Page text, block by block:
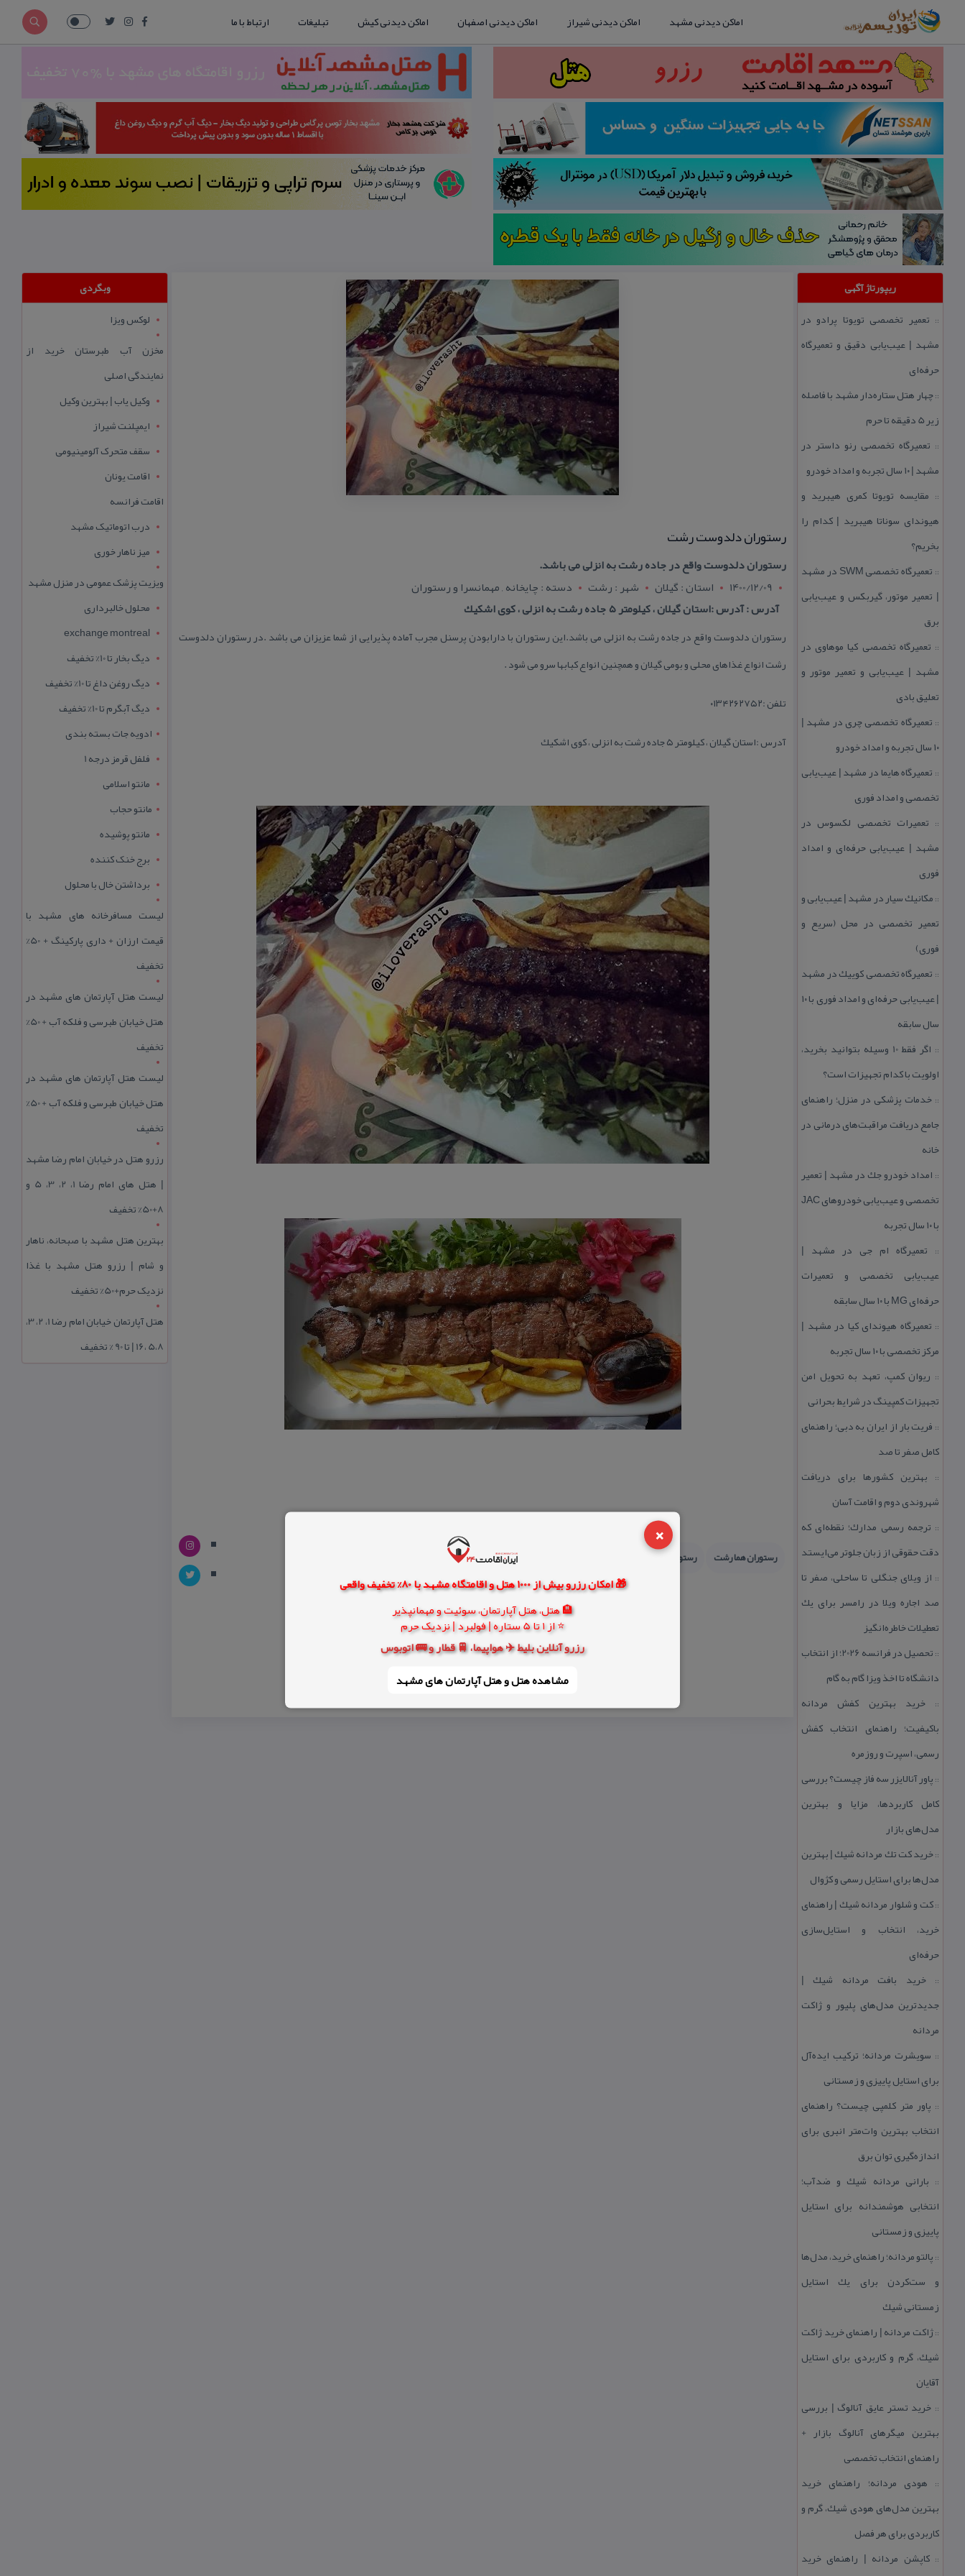
×
🎁 امکان رزرو بیش از 1000 هتل و اقامتگاه مشهد با 80% تخفیف واقعی
🏨 هتل، هتل آپارتمان، سوئیت و مهمانپذیر
⭐ از 1 تا 5 ستاره | فولبرد | نزدیک حرم
رزرو آنلاین بلیط ✈️ هواپیما، 🚆 قطار و 🚌 اتوبوس
مشاهده هتل و هتل‌ آپارتمان های مشهد
اماکن دیدنی مشهد اماکن دیدنی شیراز اماکن دیدنی اصفهان اماکن دیدنی کیش تبلیغات ارتباط با ما
ریپورتاژ آگهی
:: تعمیر تخصصی تویوتا پرادو در
مشهد | عیب‌یابی دقیق و تعمیرگاه
حرفه‌ای
::چهار هتل‌ ستاره‌دار مشهد با فاصله
زیر 5 دقیقه تا حرم
:: تعمیرگاه تخصصی رنو داستر در
مشهد | ۱۰ سال تجربه و امداد خودرو
:: مقایسه تویوتا كمری هیبرید و
هیوندای سوناتا هیبرید | كدام را
بخریم؟
::
تعمیرگاه تخصصی SWM در مشهد
| تعمیر موتور، گیربكس و عیب‌یابی
برق
:: تعمیرگاه تخصصی كیا موهاوی در
مشهد | عیب‌یابی و تعمیر موتور و
تعلیق بادی
:: تعمیرگاه تخصصی چری در مشهد |
۱۰ سال تجربه و امداد خودرو
:: تعمیرگاه هایما در مشهد | عیب‌یابی
تخصصی و امداد فوری
:: تعمیرات تخصصی لكسوس در
مشهد | عیب‌یابی حرفه‌ای و امداد
فوری
:: مكانیك سیار در مشهد | عیب‌یابی و
تعمیر تخصصی در محل (سریع و
فوری)
:: تعمیرگاه تخصصی كوییك در مشهد
| عیب‌یابی حرفه‌ای و امداد فوری با ۱۰
سال سابقه
::
اگر فقط 10 وسیله بتوانید بخرید،
اولویت با كدام تجهیزات است؟
:: خدمات پزشكی در منزل؛ راهنمای
جامع دریافت مراقبت‌های درمانی در
خانه
:: امداد خودرو جك در مشهد | تعمیر
تخصصی و عیب‌یابی خودروهای JAC
با ۱۰ سال تجربه
:: تعمیرگاه ام جی در مشهد |
عیب‌یابی تخصصی و تعمیرات
حرفه‌ای MG با ۱۰ سال سابقه
:: تعمیرگاه هیوندای كیا در مشهد |
مركز تخصصی با ۱۰ سال تجربه
:: ریوان كمپ، تعهد به تحویل امن
تجهیزات كمپینگ در شرایط بحرانی
:: فریت بار از ایران به دبی؛ راهنمای
كامل صفر تا صد
:: بهترین كشورها برای دریافت
شهروندی دوم و اقامت آسان
:: ترجمه رسمی مدارك؛ نقطه‌ای كه
دقت حقوقی از زبان جلوتر می‌ایستد
:: از ویلای جنگلی تا ساحلی، صفر تا
صد اجاره ویلا در رامسر برای یك
تعطیلات خاطره‌انگیز
::
تحصیل در فرانسه 2026؛ از انتخاب
دانشگاه تا اخذ ویزا گام به گام
::خرید بهترین كفش مردانه
باكیفیت؛ راهنمای انتخاب كفش
رسمی، اسپرت و روزمره
:: پاور آنالایزر سه فاز چیست؟ بررسی
كامل كاربردها، مزایا و بهترین
مدل‌های بازار
::خرید كت تك مردانه شیك | بهترین
مدل‌ها برای استایل رسمی و كژوال
::كت و شلوار مردانه شیك | راهنمای
خرید، انتخاب و استایل‌سازی
حرفه‌ای
::خرید بافت مردانه شیك |
جدیدترین مدل‌های پلیور و ژاكت
مردانه
:: سویشرت مردانه؛ تركیب ایده‌آل
برای استایل پاییزی و زمستانی
:: پاور متر كلمپی چیست؟ راهنمای
انتخاب بهترین وات‌متر انبری برای
اندازه‌گیری توان برق
:: بارانی مردانه شیك و ضدآب؛
انتخابی هوشمندانه برای استایل
پاییزی و زمستانی
:: پالتو مردانه؛ راهنمای خرید، مدل‌ها
و ست‌كردن برای یك استایل
زمستانی شیك
::ژاكت مردانه | راهنمای خرید ژاكت
شیك، گرم و كاربردی برای استایل
آقایان
:: خرید تستر عایق آنالوگ | بررسی
بهترین میگرهای آنالوگ بازار +
راهنمای انتخاب تخصصی
:: هودی مردانه؛ راهنمای خرید
بهترین مدل‌های هودی شیك، گرم و
كاربردی برای هر فصل
::كاپشن مردانه | راهنمای خرید
رستوران دلدوست رشت
رستوران دلدوست واقع در جاده رشت به انزلی می باشد.
1400/12/09
استان : گيلان شهر : رشت
دسته : چایخانه , مهمانسرا و رستوران
آدرس : آدرس :استان گیلان ، كیلومتر ۵ جاده رشت به انزلی ، كوی اشكیك
رستوران دلدوست واقع در جاده رشت به انزلی می باشد.این رستوران با دارابودن پرسنل مجرب آماده پذیرایی از شما عزیزان می باشد .در رستوران دلدوست
رشت انواع غذاهای محلی و بومی گیلان و همچنین انواع كبابها سرو می شود .
تلفن :۰۱۳۴۲۶۲۷۵۲
آدرس :استان گیلان ، كیلومتر ۵ جاده رشت به انزلی ، كوی اشكیك
رستوران هما رشت رستوران دورهمی رشت
وبگردی
لوکس ویزا
مخزن آب طبرستان خرید از
نمایندگی اصلی
وکیل یاب | بهترین وکیل
ایمپلنت شیراز
سقف متحرک آلومینیومی
اقامت یونان
اقامت فرانسه
درب اتوماتیک مشهد
میز ناهار خوری
ویزیت پزشک عمومی در منزل مشهد
محلول خالبرداری
exchange montreal
دیگ بخار تا 10% تخفیف
دیگ روغن داغ تا 10% تخفیف
دیگ آبگرم تا 10% تخفیف
ادویه جات بسته بندی
فلفل قرمز درجه 1
مانتو اسلامی
مانتو حجاب
مانتو پوشیده
برج خنک کننده
برداشتن خال با محلول
لیست مسافرخانه های مشهد با
قیمت ارزان + داری پارکینگ + 50%
تخفیف
لیست هتل آپارتمان های مشهد در
هتل خیابان طبرسی و فلکه آب + 50%
تخفیف
لیست هتل آپارتمان های مشهد در
هتل خیابان طبرسی و فلکه آب + 50%
تخفیف
رزرو هتل در خیابان امام رضا مشهد
| هتل‌ های امام رضا 1، 2، 3، 5 و
8+50% تخفیف
بهترین هتل مشهد با صبحانه، ناهار
و شام | رزرو هتل مشهد با غذا
نزدیک حرم+50% تخفیف
هتل آپارتمان خیابان امام رضا 1، 2، 3،
5،8 ،16 | تا 90 % تخفیف